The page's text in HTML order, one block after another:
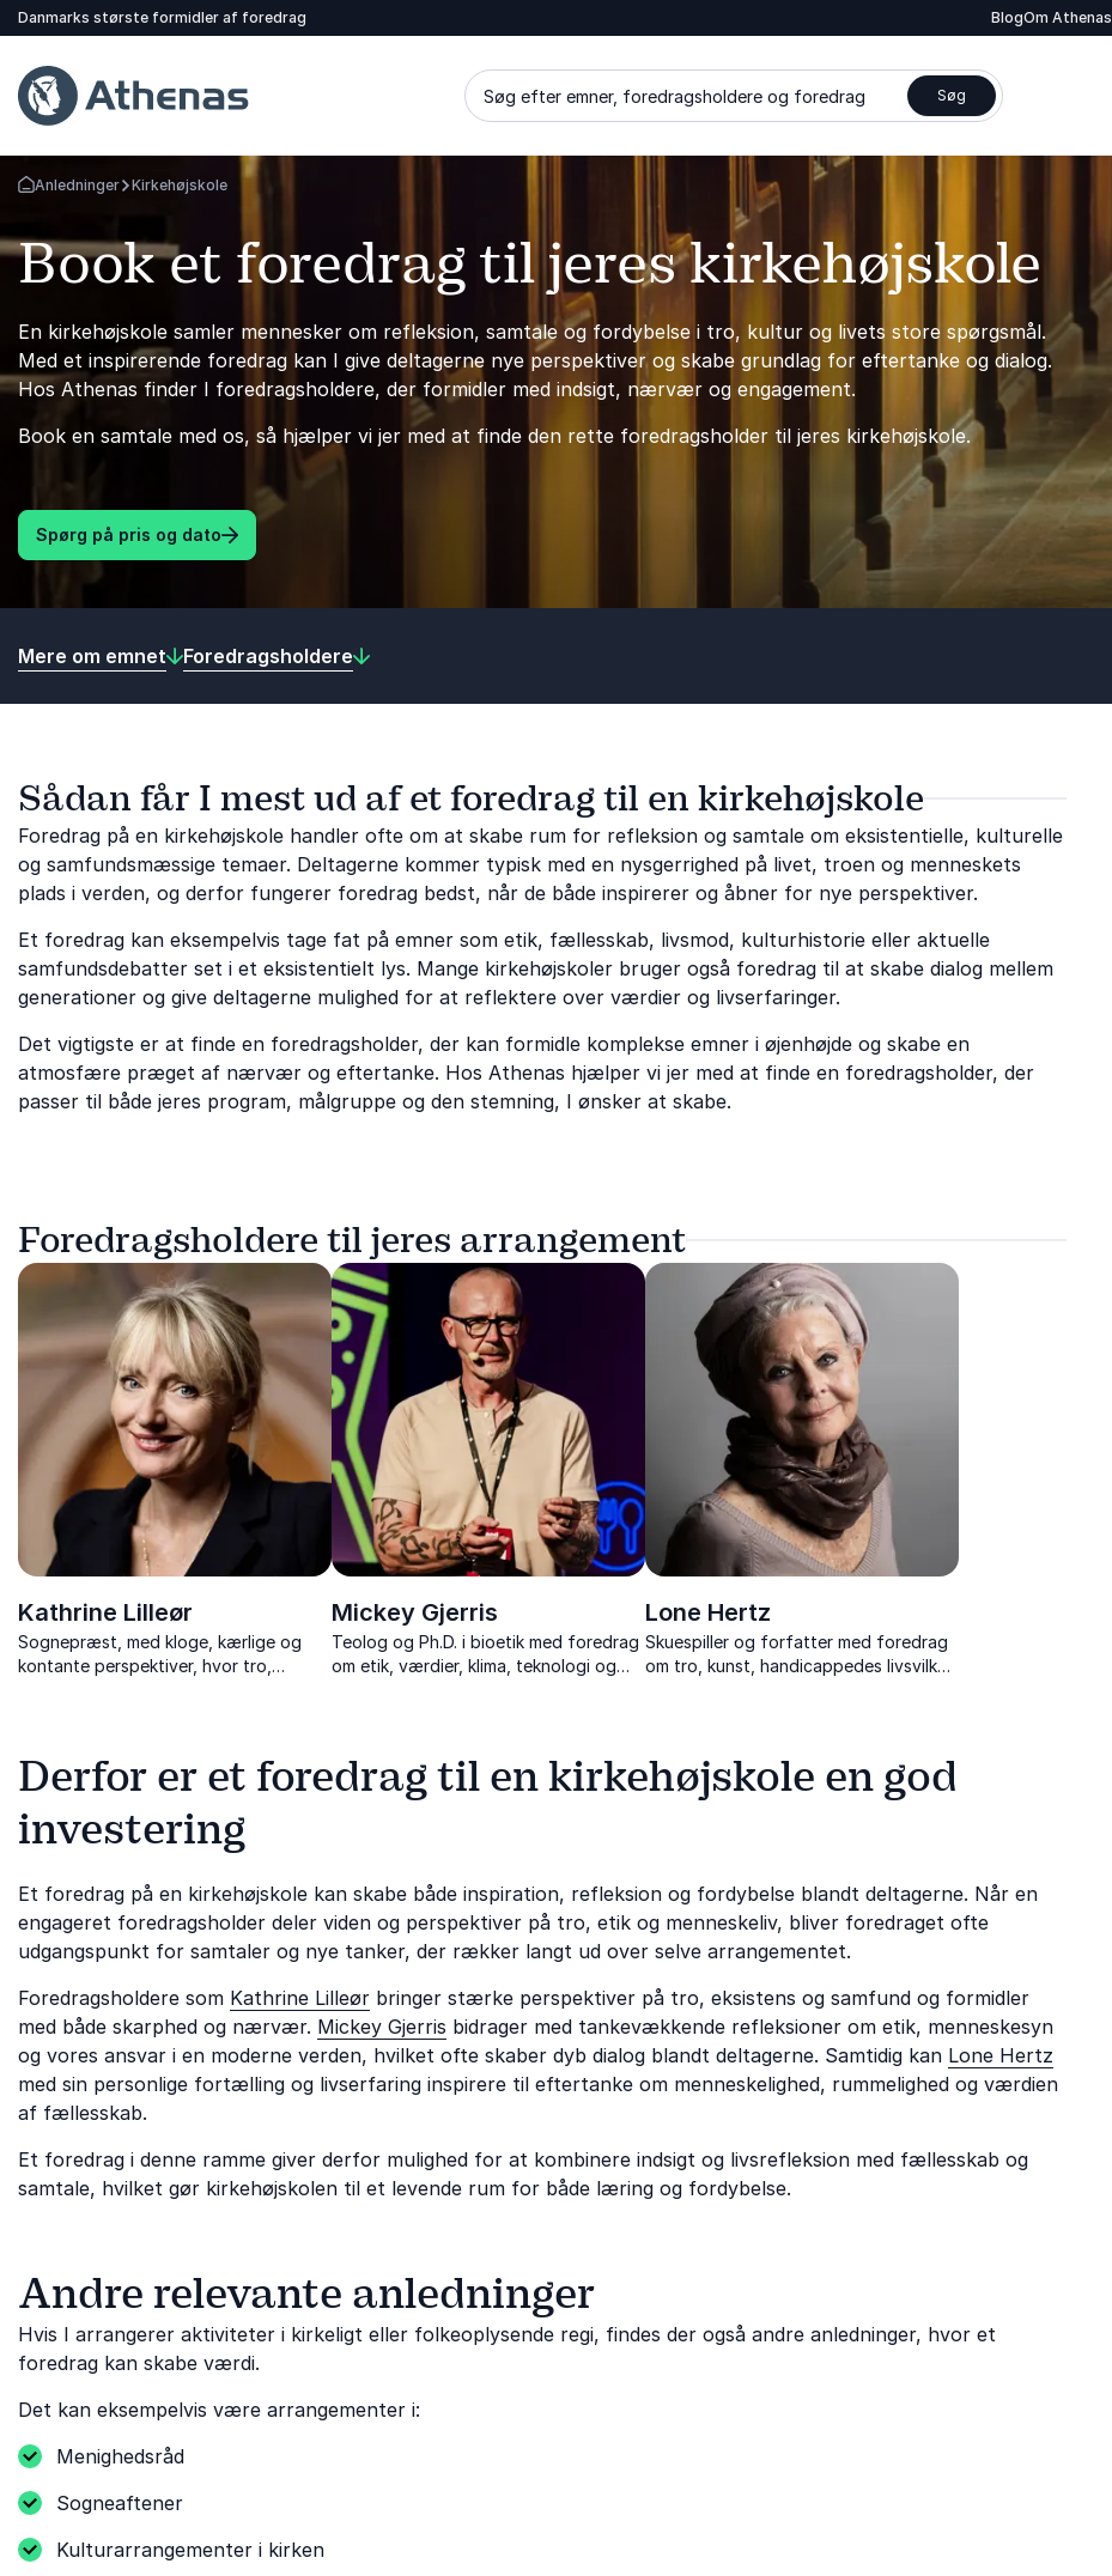
Danmarks største formidler af foredrag BlogOm Athenas
Søg efter emner, foredragsholdere og foredrag Søg
Tilbage til forsiden
Anledninger Kirkehøjskole
Book et foredrag til jeres kirkehøjskole
En kirkehøjskole samler mennesker om refleksion, samtale og fordybelse i tro, kultur og livets store spørgsmål.
Med et inspirerende foredrag kan I give deltagerne nye perspektiver og skabe grundlag for eftertanke og dialog.
Hos Athenas finder I foredragsholdere, der formidler med indsigt, nærvær og engagement.
Book en samtale med os, så hjælper vi jer med at finde den rette foredragsholder til jeres kirkehøjskole.
Spørg på pris og dato
Mere om emnet Foredragsholdere
Sådan får I mest ud af et foredrag til en kirkehøjskole
Foredrag på en kirkehøjskole handler ofte om at skabe rum for refleksion og samtale om eksistentielle, kulturelle
og samfundsmæssige temaer. Deltagerne kommer typisk med en nysgerrighed på livet, troen og menneskets
plads i verden, og derfor fungerer foredrag bedst, når de både inspirerer og åbner for nye perspektiver.
Et foredrag kan eksempelvis tage fat på emner som etik, fællesskab, livsmod, kulturhistorie eller aktuelle
samfundsdebatter set i et eksistentielt lys. Mange kirkehøjskoler bruger også foredrag til at skabe dialog mellem
generationer og give deltagerne mulighed for at reflektere over værdier og livserfaringer.
Det vigtigste er at finde en foredragsholder, der kan formidle komplekse emner i øjenhøjde og skabe en
atmosfære præget af nærvær og eftertanke. Hos Athenas hjælper vi jer med at finde en foredragsholder, der
passer til både jeres program, målgruppe og den stemning, I ønsker at skabe.
Foredragsholdere til jeres arrangement
Kathrine Lilleør
Sognepræst, med kloge, kærlige og
kontante perspektiver, hvor tro,
Mickey Gjerris
Teolog og Ph.D. i bioetik med foredrag
om etik, værdier, klima, teknologi og
Lone Hertz
Skuespiller og forfatter med foredrag
om tro, kunst, handicappedes livsvilkår
Derfor er et foredrag til en kirkehøjskole en god
investering
Et foredrag på en kirkehøjskole kan skabe både inspiration, refleksion og fordybelse blandt deltagerne. Når en
engageret foredragsholder deler viden og perspektiver på tro, etik og menneskeliv, bliver foredraget ofte
udgangspunkt for samtaler og nye tanker, der rækker langt ud over selve arrangementet.
Foredragsholdere som Kathrine Lilleør bringer stærke perspektiver på tro, eksistens og samfund og formidler
med både skarphed og nærvær. Mickey Gjerris bidrager med tankevækkende refleksioner om etik, menneskesyn
og vores ansvar i en moderne verden, hvilket ofte skaber dyb dialog blandt deltagerne. Samtidig kan Lone Hertz
med sin personlige fortælling og livserfaring inspirere til eftertanke om menneskelighed, rummelighed og værdien
af fællesskab.
Et foredrag i denne ramme giver derfor mulighed for at kombinere indsigt og livsrefleksion med fællesskab og
samtale, hvilket gør kirkehøjskolen til et levende rum for både læring og fordybelse.
Andre relevante anledninger
Hvis I arrangerer aktiviteter i kirkeligt eller folkeoplysende regi, findes der også andre anledninger, hvor et
foredrag kan skabe værdi.
Det kan eksempelvis være arrangementer i:
Menighedsråd
Sogneaftener
Kulturarrangementer i kirken